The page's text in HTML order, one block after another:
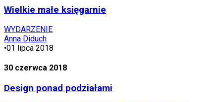
Wielkie małe księgarnie
WYDARZENIE
Anna Diduch
•01 lipca 2018
30 czerwca 2018
Design ponad podziałami